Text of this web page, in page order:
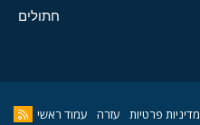
חתולים
מדיניות פרטיות עזרה עמוד ראשי